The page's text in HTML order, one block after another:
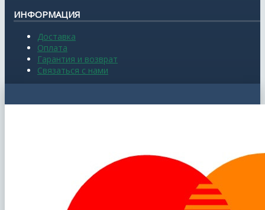
ИНФОРМАЦИЯ
Доставка
Оплата
Гарантия и возврат
Связаться с нами